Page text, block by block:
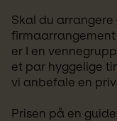
Skal du
firmaarrangement
er I en
et par hyggelige
vi anbefale en
Prisen på en